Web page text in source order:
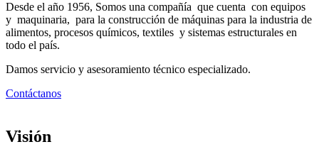
Desde el año 1956, Somos una compañía que cuenta con equipos
y maquinaria, para la construcción de máquinas para la industria de
alimentos, procesos químicos, textiles y sistemas estructurales en
todo el país.
Damos servicio y asesoramiento técnico especializado.
Contáctanos
Visión